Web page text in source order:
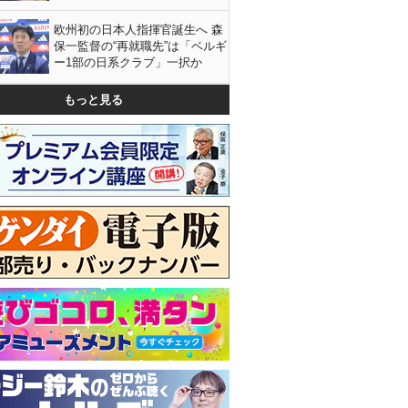
欧州初の日本人指揮官誕生へ 森
保一監督の“再就職先”は「ベルギ
ー1部の日系クラブ」一択か
もっと見る